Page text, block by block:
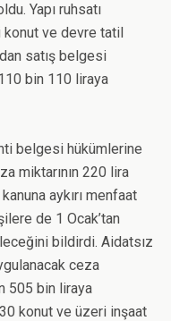
Yapı ruhsatı
konut ve devre tatil
satış belgesi
bin 110 liraya
belgesi hükümlerine
miktarının 220 lira
aykırı menfaat
de 1 Ocak’tan
bildirdi. Aidatsız
ceza
505 bin liraya
konut ve üzeri inşaat